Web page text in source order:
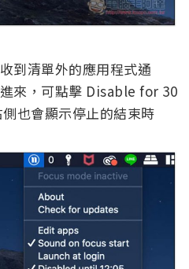
到清單外的應用程式通
來，可點擊 Disable for 30
也會顯示停止的結束時